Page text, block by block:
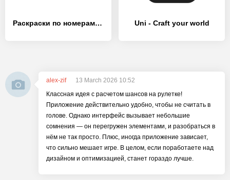
Раскраски по номерам: No.Draw - [MOD Бесконечные деньги] Uni - Craft your world
alex-zif
13 March 2026 10:52
Классная идея с расчетом шансов на рулетке!
Приложение действительно удобно, чтобы не считать в
голове. Однако интерфейс вызывает небольшие
сомнения — он перегружен элементами, и разобраться в
нём не так просто. Плюс, иногда приложение зависает,
что сильно мешает игре. В целом, если поработаете над
дизайном и оптимизацией, станет гораздо лучше.